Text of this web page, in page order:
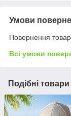
Умови
Повернення
Всі умови
Подібні товари